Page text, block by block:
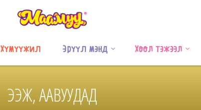
Хүмүүжил Эрүүл мэнд Хоол тэжээл
ЭЭЖ, ААВУУДАД